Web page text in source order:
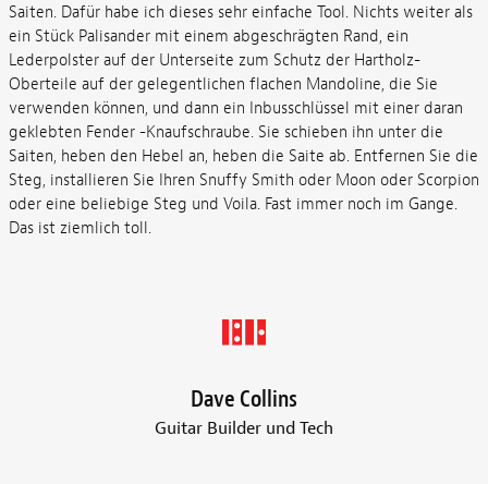
Saiten. Dafür habe ich dieses sehr einfache Tool. Nichts weiter als
ein Stück Palisander mit einem abgeschrägten Rand, ein
Lederpolster auf der Unterseite zum Schutz der Hartholz-
Oberteile auf der gelegentlichen flachen Mandoline, die Sie
verwenden können, und dann ein Inbusschlüssel mit einer daran
geklebten Fender -Knaufschraube. Sie schieben ihn unter die
Saiten, heben den Hebel an, heben die Saite ab. Entfernen Sie die
Steg, installieren Sie Ihren Snuffy Smith oder Moon oder Scorpion
oder eine beliebige Steg und Voila. Fast immer noch im Gange.
Das ist ziemlich toll.
Dave Collins
Guitar Builder und Tech